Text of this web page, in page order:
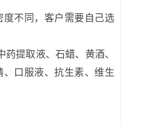
不同，客户需要自己选
提取液、石蜡、黄酒、
口服液、抗生素、维生